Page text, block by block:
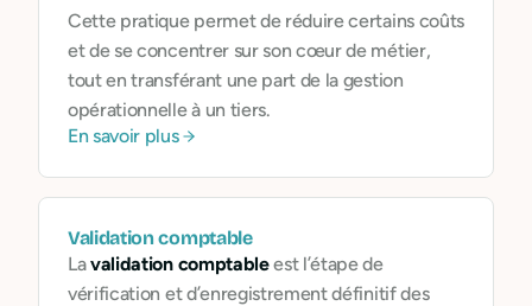
Cette pratique permet de réduire certains coûts
et de se concentrer sur son cœur de métier,
tout en transférant une part de la gestion
opérationnelle à un tiers.
En savoir plus
Validation comptable
Lavalidation comptableest l’étape de
vérification et d’enregistrement définitif des